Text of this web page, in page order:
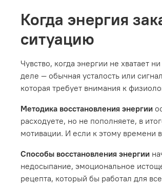
Когда энергия
ситуацию
Чувство, когда энергии не хватает
деле — обычная усталость или
которая требует внимания к
Методика восстановления энергии
расходуете, но не пополняете, в
мотивации. И если к этому времени
Способы восстановления энергии
недосыпание, эмоциональное
рецепта, который бы работал для